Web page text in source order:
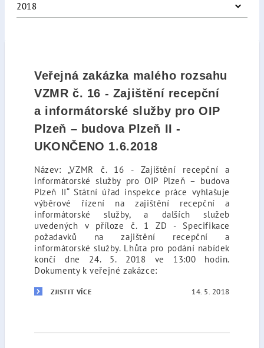
2018
Veřejná zakázka malého rozsahu
VZMR č. 16 - Zajištění recepční
a informátorské služby pro OIP
Plzeň – budova Plzeň II -
UKONČENO 1.6.2018
Název: „VZMR č. 16 - Zajištění recepční a
informátorské služby pro OIP Plzeň – budova
Plzeň II“ Státní úřad inspekce práce vyhlašuje
výběrové řízení na zajištění recepční a
informátorské služby, a dalších služeb
uvedených v příloze č. 1 ZD - Specifikace
požadavků na zajištění recepční a
informátorské služby. Lhůta pro podání nabídek
končí dne 24. 5. 2018 ve 13:00 hodin.
Dokumenty k veřejné zakázce:
ZJISTIT VÍCE 14. 5. 2018